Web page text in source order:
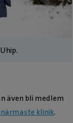
även bli medlem
klinik.